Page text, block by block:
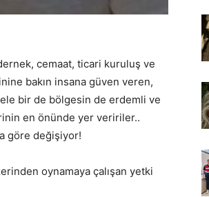
cemaat, ticari kuruluş ve
bakın insana güven veren,
bir de bölgesin de erdemli ve
en önünde yer veririler..
göre değişiyor!
oynamaya çalışan yetki